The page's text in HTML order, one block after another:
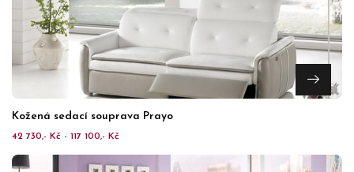
Kožená sedací souprava Prayo
42 730,- Kč - 117 100,- Kč